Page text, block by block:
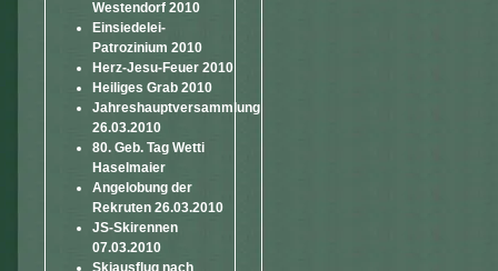
Westendorf 2010
Einsiedelei-
Patrozinium 2010
Herz-Jesu-Feuer 2010
Heiliges Grab 2010
Jahreshauptversammlung
26.03.2010
80. Geb. Tag Wetti
Haselmaier
Angelobung der
Rekruten 26.03.2010
JS-Skirennen
07.03.2010
Skiausflug nach